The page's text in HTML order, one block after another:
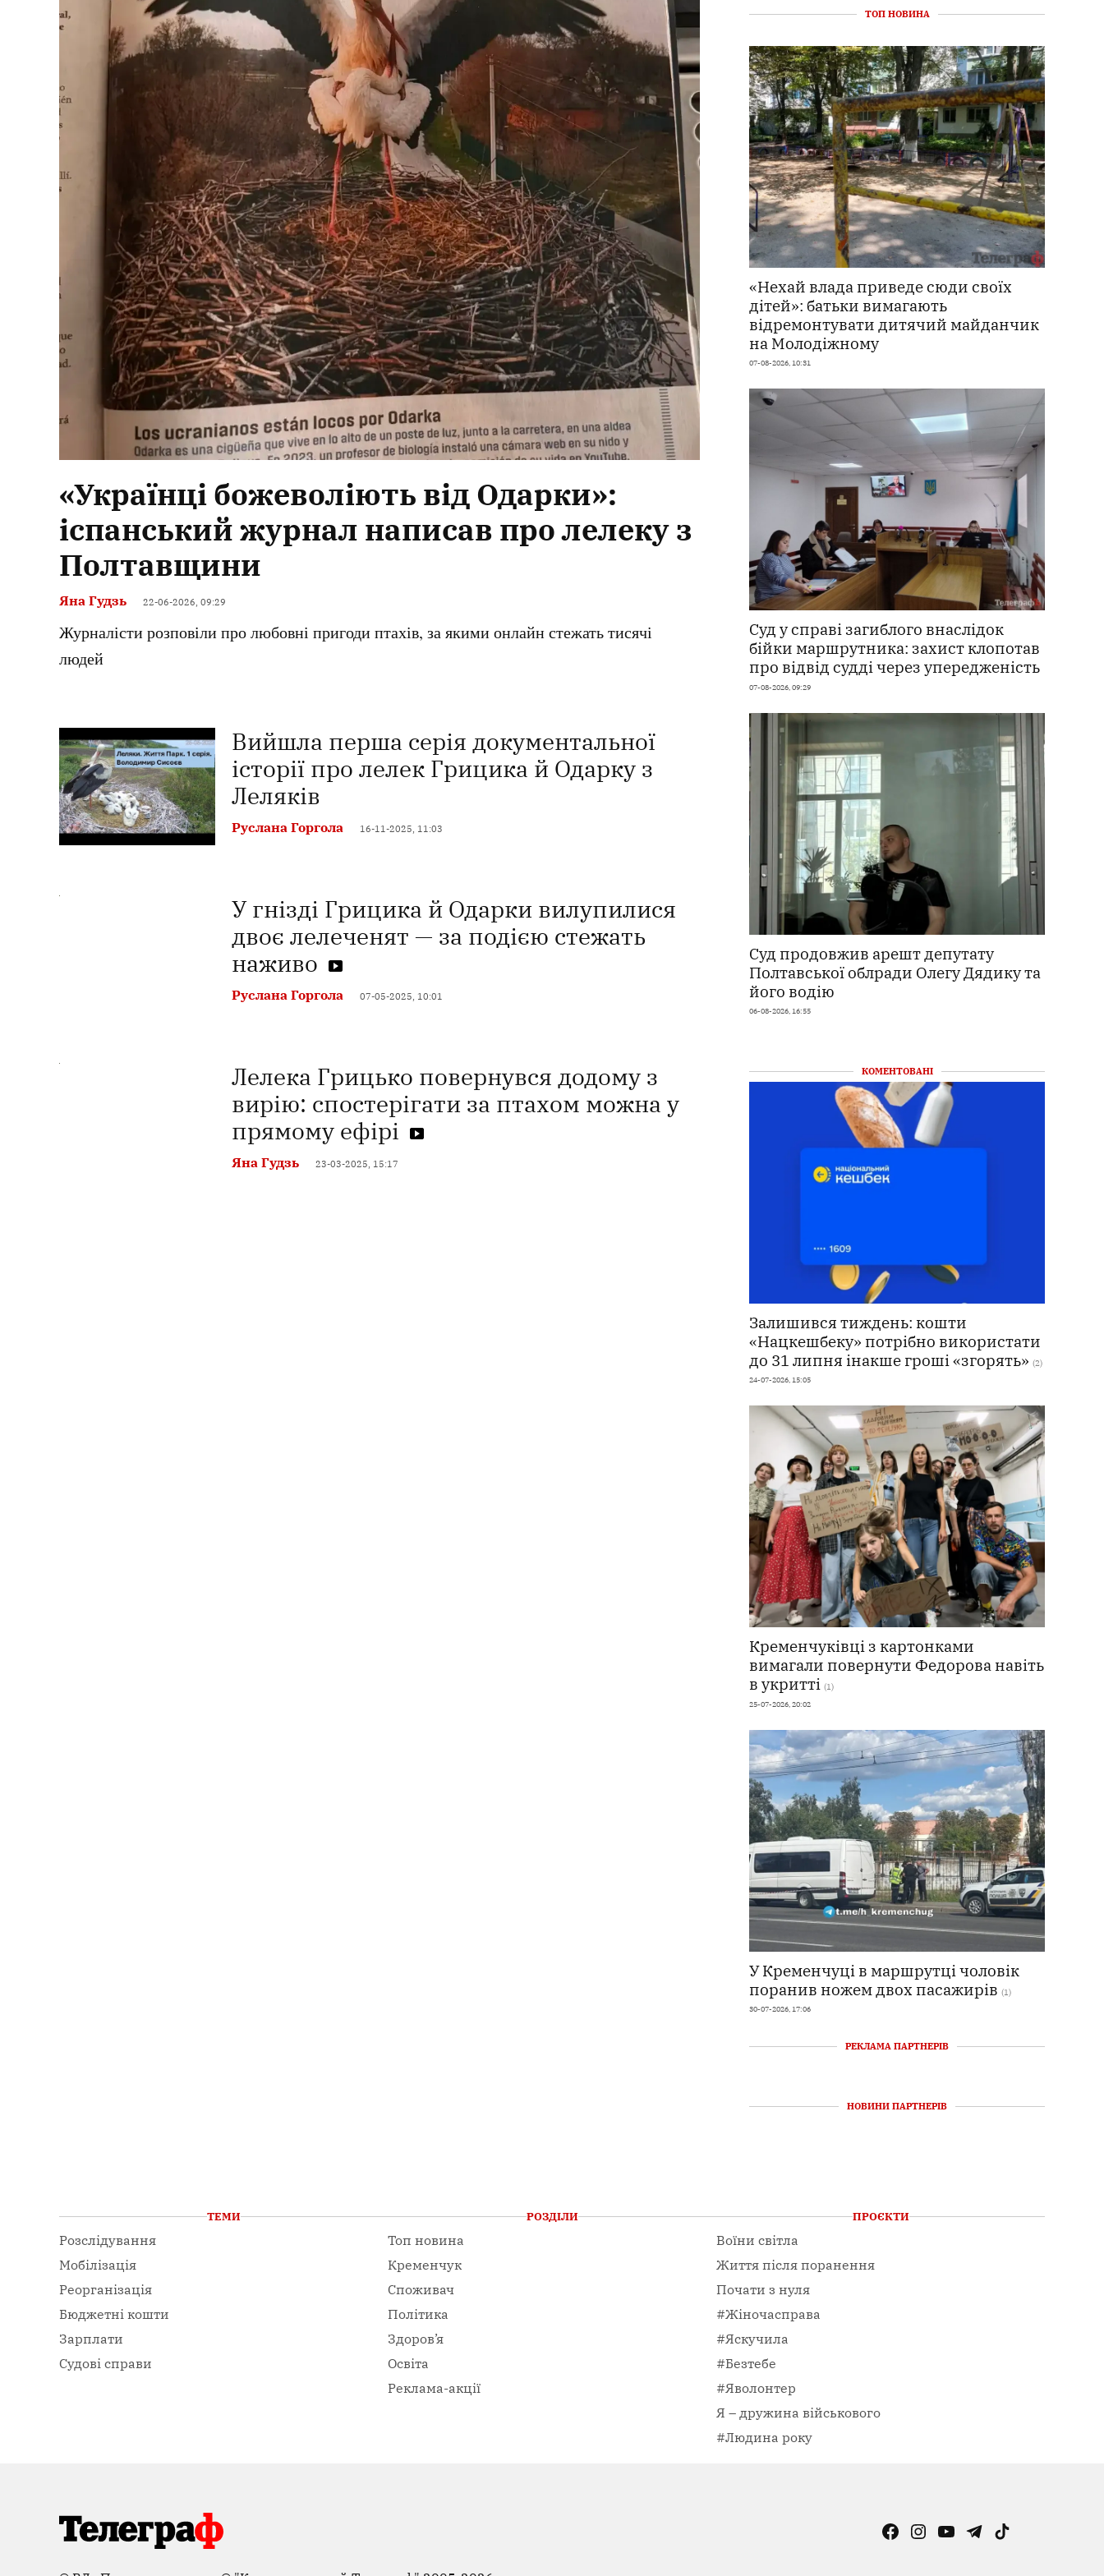
«Українці божеволіють від Одарки»:
іспанський журнал написав про лелеку з
Полтавщини
Яна Гудзь 22-06-2026, 09:29
Журналісти розповіли про любовні пригоди птахів, за якими онлайн стежать тисячі
людей
Вийшла перша серія документальної
історії про лелек Грицика й Одарку з
Леляків
Руслана Горгола 16-11-2025, 11:03
У гнізді Грицика й Одарки вилупилися
двоє лелеченят — за подією стежать
наживо
Руслана Горгола 07-05-2025, 10:01
Лелека Грицько повернувся додому з
вирію: спостерігати за птахом можна у
прямому ефірі
Яна Гудзь 23-03-2025, 15:17
ТОП НОВИНА
«Нехай влада приведе сюди своїх
дітей»: батьки вимагають
відремонтувати дитячий майданчик
на Молодіжному
07-08-2026, 10:31
Суд у справі загиблого внаслідок
бійки маршрутника: захист клопотав
про відвід судді через упередженість
07-08-2026, 09:29
Суд продовжив арешт депутату
Полтавської облради Олегу Дядику та
його водію
06-08-2026, 16:55
КОМЕНТОВАНІ
Залишився тиждень: кошти
«Нацкешбеку» потрібно використати
до 31 липня інакше гроші «згорять» (2)
24-07-2026, 15:05
Кременчуківці з картонками
вимагали повернути Федорова навіть
в укритті (1)
25-07-2026, 20:02
У Кременчуці в маршрутці чоловік
поранив ножем двох пасажирів (1)
30-07-2026, 17:06
РЕКЛАМА ПАРТНЕРІВ
НОВИНИ ПАРТНЕРІВ
ТЕМИ
Розслідування
Мобілізація
Реорганізація
Бюджетні кошти
Зарплати
Судові справи
РОЗДІЛИ
Топ новина
Кременчук
Споживач
Політика
Здоров’я
Освіта
Реклама-акції
ПРОЄКТИ
Воїни світла
Життя після поранення
Почати з нуля
#Жіночасправа
#Яскучила
#Безтебе
#Яволонтер
Я – дружина військового
#Людина року
FacebookInstagram
YouTubeTelegram
TikTok